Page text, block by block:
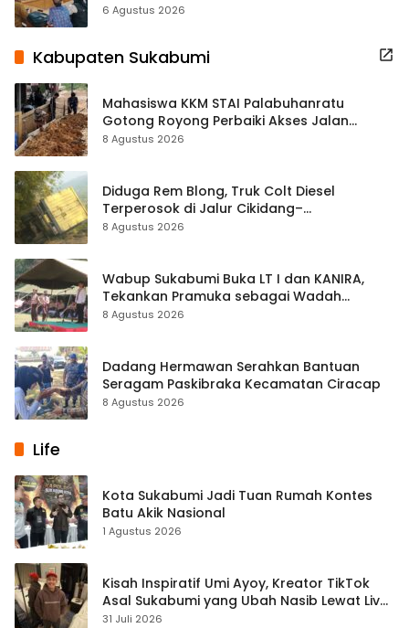
Terbuka Beri Data
6 Agustus 2026
Kabupaten Sukabumi
Mahasiswa KKM STAI Palabuhanratu
Gotong Royong Perbaiki Akses Jalan
Majelis Ta’lim di Sagaranten
8 Agustus 2026
Diduga Rem Blong, Truk Colt Diesel
Terperosok di Jalur Cikidang–
Palabuhanratu
8 Agustus 2026
Wabup Sukabumi Buka LT I dan KANIRA,
Tekankan Pramuka sebagai Wadah
Pembentukan Karakter
8 Agustus 2026
Dadang Hermawan Serahkan Bantuan
Seragam Paskibraka Kecamatan Ciracap
8 Agustus 2026
Life
Kota Sukabumi Jadi Tuan Rumah Kontes
Batu Akik Nasional
1 Agustus 2026
Kisah Inspiratif Umi Ayoy, Kreator TikTok
Asal Sukabumi yang Ubah Nasib Lewat Live
Streaming
31 Juli 2026